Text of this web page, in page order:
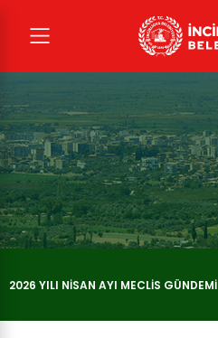
2026 YILI NISAN AYI MECLIS GÜNDEMI